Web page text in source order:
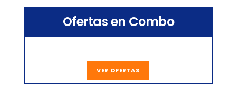
Ofertas en Combo
VER OFERTAS